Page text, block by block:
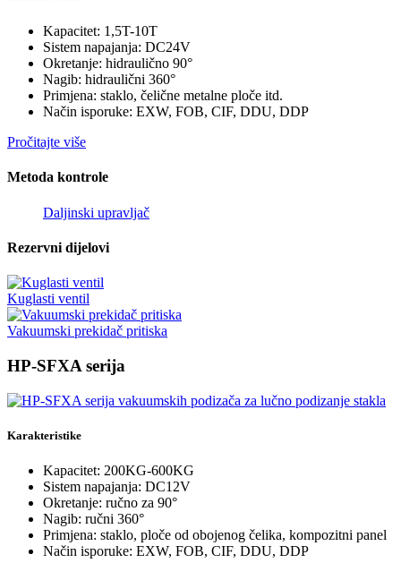
Kapacitet: 1,5T-10T
Sistem napajanja: DC24V
Okretanje: hidraulično 90°
Nagib: hidraulični 360°
Primjena: staklo, čelične metalne ploče itd.
Način isporuke: EXW, FOB, CIF, DDU, DDP
Pročitajte više
Metoda kontrole
Daljinski upravljač
Rezervni dijelovi
Kuglasti ventil
Vakuumski prekidač pritiska
HP-SFXA serija
Karakteristike
Kapacitet: 200KG-600KG
Sistem napajanja: DC12V
Okretanje: ručno za 90°
Nagib: ručni 360°
Primjena: staklo, ploče od obojenog čelika, kompozitni panel
Način isporuke: EXW, FOB, CIF, DDU, DDP